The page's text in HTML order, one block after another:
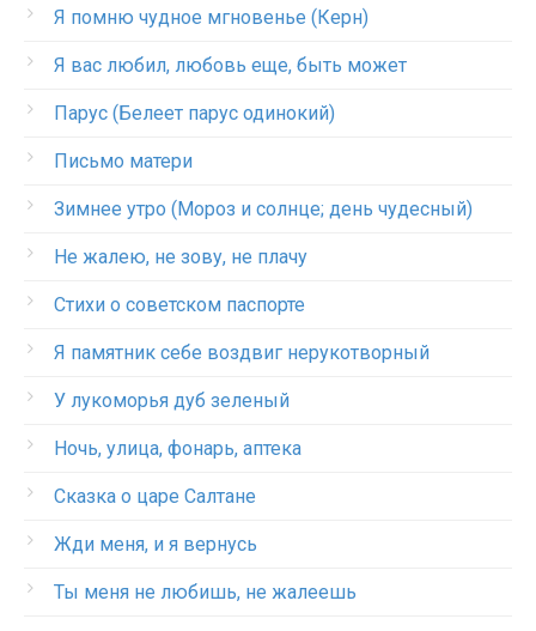
Я помню чудное мгновенье (Керн)
Я вас любил, любовь еще, быть может
Парус (Белеет парус одинокий)
Письмо матери
Зимнее утро (Мороз и солнце; день чудесный)
Не жалею, не зову, не плачу
Стихи о советском паспорте
Я памятник себе воздвиг нерукотворный
У лукоморья дуб зеленый
Ночь, улица, фонарь, аптека
Сказка о царе Салтане
Жди меня, и я вернусь
Ты меня не любишь, не жалеешь